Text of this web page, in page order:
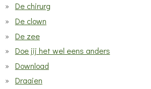
De chirurg
De clown
De zee
Doe jij het wel eens anders
Download
Draaien